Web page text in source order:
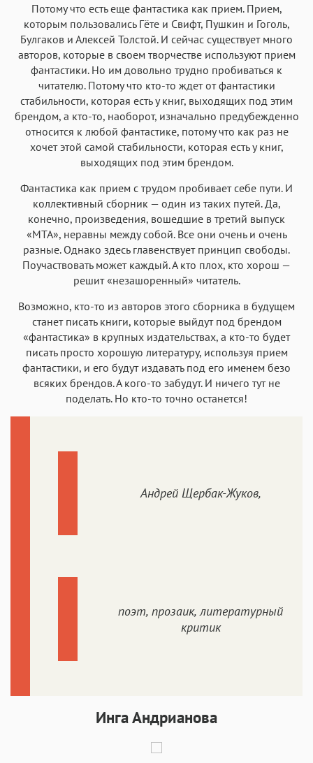
Потому что есть еще фантастика как прием. Прием,
которым пользовались Гёте и Свифт, Пушкин и Гоголь,
Булгаков и Алексей Толстой. И сейчас существует много
авторов, которые в своем творчестве используют прием
фантастики. Но им довольно трудно пробиваться к
читателю. Потому что кто-то ждет от фантастики
стабильности, которая есть у книг, выходящих под этим
брендом, а кто-то, наоборот, изначально предубежденно
относится к любой фантастике, потому что как раз не
хочет этой самой стабильности, которая есть у книг,
выходящих под этим брендом.
Фантастика как прием с трудом пробивает себе пути. И
коллективный сборник — один из таких путей. Да,
конечно, произведения, вошедшие в третий выпуск
«МТА», неравны между собой. Все они очень и очень
разные. Однако здесь главенствует принцип свободы.
Поучаствовать может каждый. А кто плох, кто хорош —
решит «незашоренный» читатель.
Возможно, кто-то из авторов этого сборника в будущем
станет писать книги, которые выйдут под брендом
«фантастика» в крупных издательствах, а кто-то будет
писать просто хорошую литературу, используя прием
фантастики, и его будут издавать под его именем безо
всяких брендов. А кого-то забудут. И ничего тут не
поделать. Но кто-то точно останется!
Андрей Щербак-Жуков,
поэт, прозаик, литературный
критик
Инга Андрианова